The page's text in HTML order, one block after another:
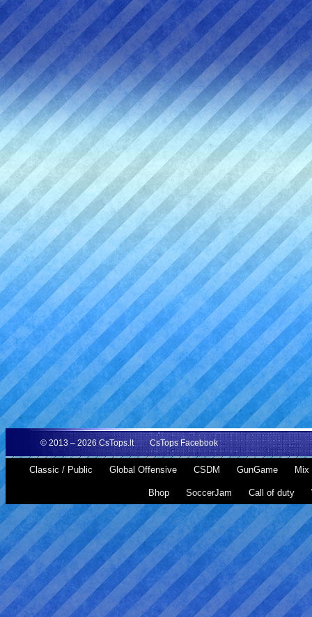
© 2013 – 2026 CsTops.lt CsTops Facebook
Classic / Public Global Offensive CSDM GunGame Mix
Bhop SoccerJam Call of duty